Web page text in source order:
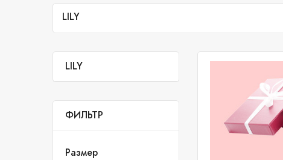
LILY
LILY
ФИЛЬТР
Размер